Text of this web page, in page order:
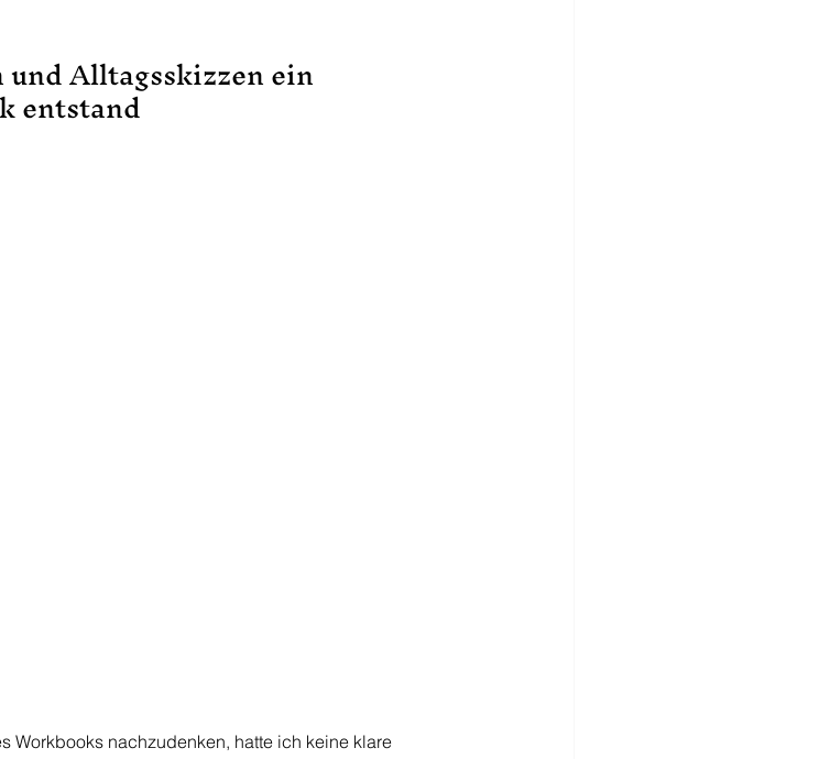
Alltagsskizzen ein
entstand
Workbooks nachzudenken, hatte ich keine klare